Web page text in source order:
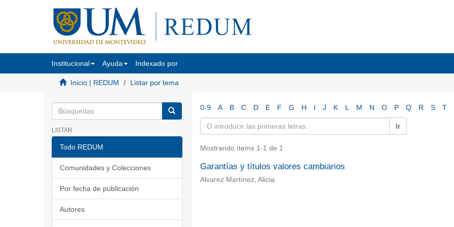
Institucional Ayuda Indexado por
Inicio | REDUM Listar por tema
LISTAR
Todo REDUM
Comunidades y Colecciones
Por fecha de publicación
Autores
0-9 A B C D E F G H I J K L M N O P Q R S T
Ir
Mostrando ítems 1-1 de 1
Garantías y títulos valores cambiarios
Alvarez Martínez, Alicia